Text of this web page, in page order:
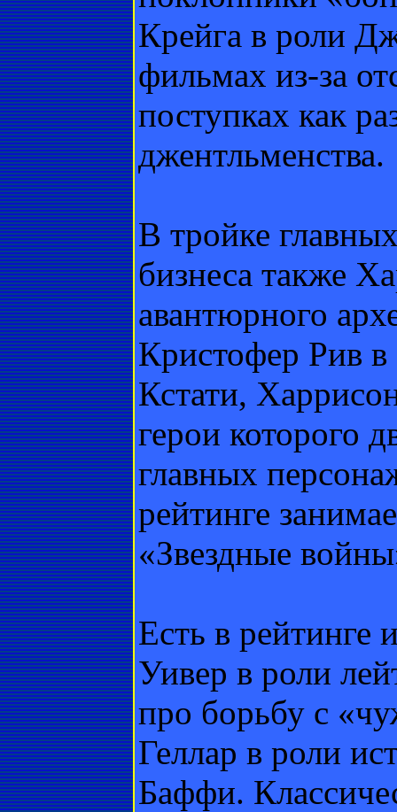
Крейга в роли
фильмах из-за
поступках как
джентльменства.
В тройке
бизнеса также
авантюрного
Кристофер Рив
Кстати,
герои которого
главных
рейтинге
«Звездные
Есть в рейтинге
Уивер в роли
про борьбу с
Геллар в роли
Баффи.